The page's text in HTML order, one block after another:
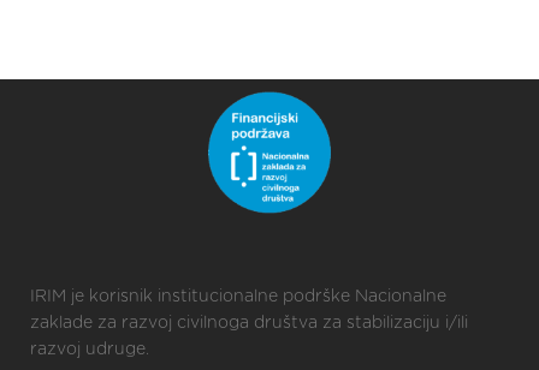
IRIM je korisnik institucionalne podrške Nacionalne
zaklade za razvoj civilnoga društva za stabilizaciju i/ili
razvoj udruge.